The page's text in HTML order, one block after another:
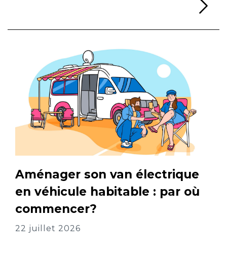
Aménager son van électrique
en véhicule habitable : par où
commencer?
22 juillet 2026